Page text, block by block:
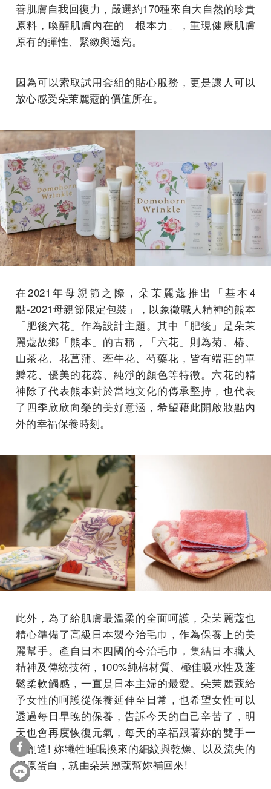
善肌膚自我回復力，嚴選約170種來自大自然的珍貴
原料，喚醒肌膚內在的「根本力」，重現健康肌膚
原有的彈性、緊緻與透亮。
因為可以索取試用套組的貼心服務，更是讓人可以
放心感受朵茉麗蔻的價值所在。
在2021年母親節之際，朵茉麗蔻推出「基本4
點-2021母親節限定包裝」，以象徵職人精神的熊本
「肥後六花」作為設計主題。其中「肥後」是朵茉
麗蔻故鄉「熊本」的古稱，「六花」則為菊、椿、
山茶花、花菖蒲、牽牛花、芍藥花，皆有端莊的單
瓣花、優美的花蕊、純淨的顏色等特徵。六花的精
神除了代表熊本對於當地文化的傳承堅持，也代表
了四季欣欣向榮的美好意涵，希望藉此開啟妝點內
外的幸福保養時刻。
此外，為了給肌膚最溫柔的全面呵護，朵茉麗蔻也
精心準備了高級日本製今治毛巾，作為保養上的美
麗幫手。產自日本四國的今治毛巾，集結日本職人
精神及傳統技術，100%純棉材質、極佳吸水性及蓬
鬆柔軟觸感，一直是日本主婦的最愛。朵茉麗蔻給
予女性的呵護從保養延伸至日常，也希望女性可以
透過每日早晚的保養，告訴今天的自己辛苦了，明
天也會再度恢復元氣，每天的幸福跟著妳的雙手一
起創造! 妳犧牲睡眠換來的細紋與乾燥、以及流失的
膠原蛋白，就由朵茉麗蔻幫妳補回來!